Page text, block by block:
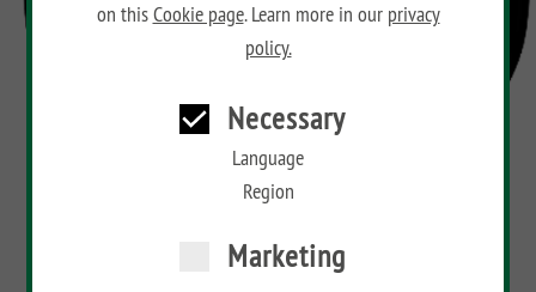
on thisCookie page. Learn more in our privacy
policy.
Necessary
Language
Region
Marketing